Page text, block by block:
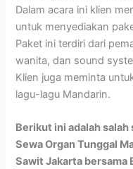
Dalam acara ini klien
untuk menyediakan
Paket ini terdiri dari
wanita, dan sound
Klien juga meminta
lagu-lagu Mandarin.
Berikut ini adalah
Sewa Organ Tunggal
Sawit Jakarta bersama